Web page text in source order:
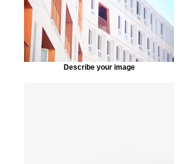
Describe your image